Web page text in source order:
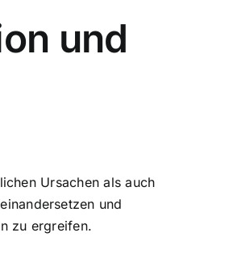
und
Ursachen als auch
und
zu ergreifen.